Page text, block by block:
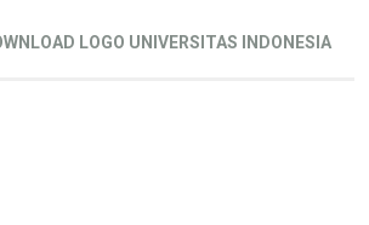
LOGO UNIVERSITAS INDONESIA